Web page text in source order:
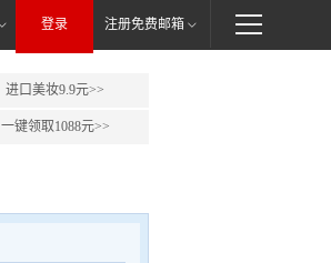
登录 注册免费邮箱
进口美妆9.9元>>
一键领取1088元>>